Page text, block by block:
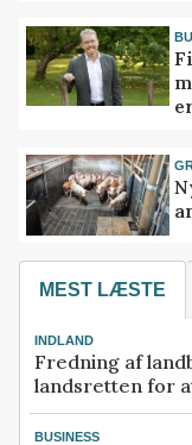
MEST LÆSTE
INDLAND
Fredning af
landsretten for
BUSINESS